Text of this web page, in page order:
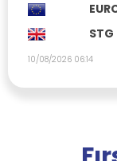
STG
10/08/2026 06:14